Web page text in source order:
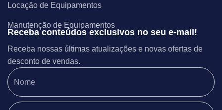
Locação de Equipamentos
Manutenção de Equipamentos
Receba conteúdos exclusivos no seu e-mail!
Receba nossas últimas atualizações e novas ofertas de
desconto de vendas.